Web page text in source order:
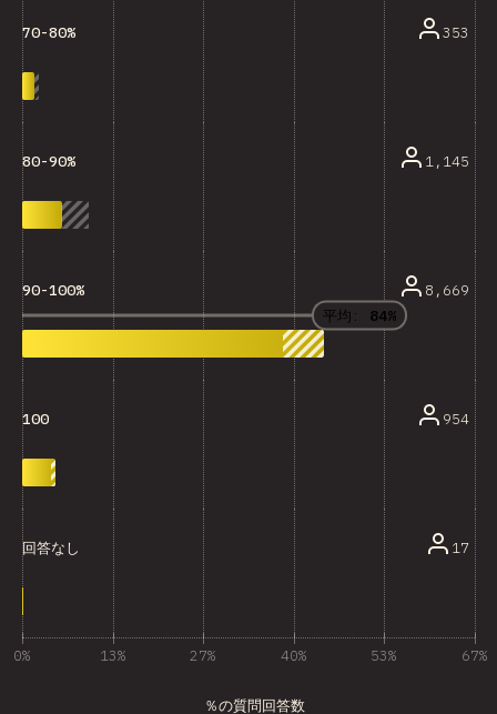
平均: 84%
70-80% 353
80-90% 1,145
90-100% 8,669
100 954
回答なし 17
0% 13% 27% 40% 53% 67%
％の質問回答数